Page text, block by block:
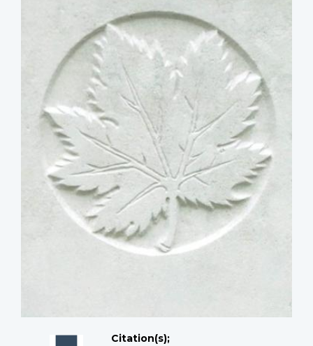
Citation(s);